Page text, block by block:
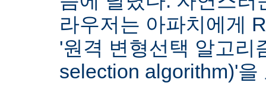
라우저는 아파치에게
'원격 변형선택 알고리
selection algorithm)'을